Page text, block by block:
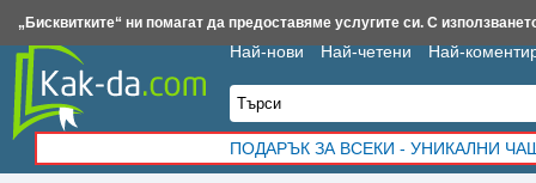
Най-нови Най-четени Най-
ПОДАРЪК ЗА ВСЕКИ - УНИКАЛНИ
Insert.bg Framar.bg Kak-da.com Iztochnik.com BauBau.bg NewAge.bg
„Бисквитките“ ни помагат да предоставяме услугите си. С